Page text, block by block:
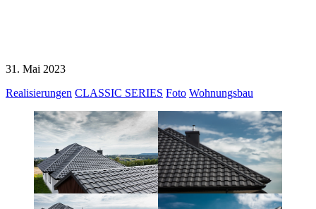
31. Mai 2023
Realisierungen CLASSIC SERIES Foto Wohnungsbau